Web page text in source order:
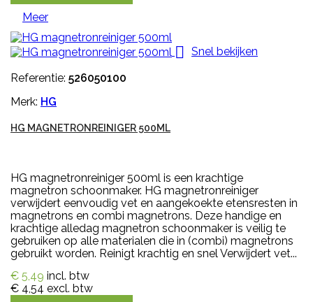
Meer
 Snel bekijken
Referentie: 526050100
Merk: HG
HG MAGNETRONREINIGER 500ML
HG magnetronreiniger 500ml is een krachtige
magnetron schoonmaker. HG magnetronreiniger
verwijdert eenvoudig vet en aangekoekte etensresten in
magnetrons en combi magnetrons. Deze handige en
krachtige alledag magnetron schoonmaker is veilig te
gebruiken op alle materialen die in (combi) magnetrons
gebruikt worden. Reinigt krachtig en snel Verwijdert vet...
€ 5,49 incl. btw
€ 4,54 excl. btw